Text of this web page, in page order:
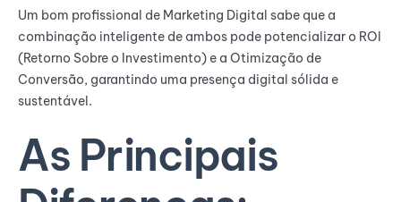
Um bom profissional de Marketing Digital sabe que a
combinação inteligente de ambos pode potencializar o ROI
(Retorno Sobre o Investimento) e a Otimização de
Conversão, garantindo uma presença digital sólida e
sustentável.
As Principais